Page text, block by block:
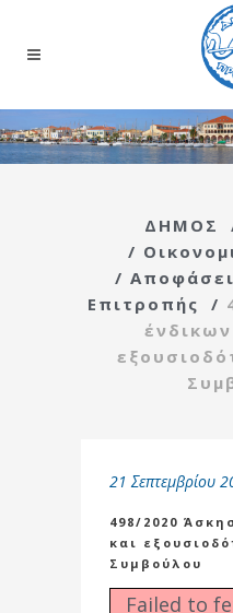
ΔΗΜΟΣ
/
/
Επιτροπής
/
21 Σεπτεμβρίου
498/2020
και
Συμβούλου
Failed to